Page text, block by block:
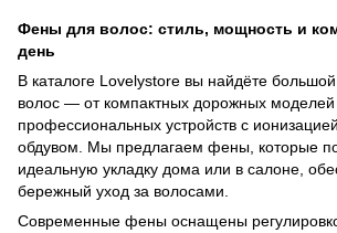
Фены для волос: стиль, мощность и
день
В каталоге Lovelystore вы найдёте
волос — от компактных дорожных
профессиональных устройств с
обдувом. Мы предлагаем фены, которые
идеальную укладку дома или в салоне,
бережный уход за волосами.
Современные фены оснащены